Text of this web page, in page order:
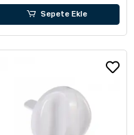
Sepete Ekle